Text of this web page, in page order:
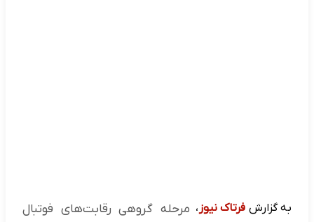
به گزارش فرتاک نیوز ، مرحله گروهی رقابت‌های فوتبال